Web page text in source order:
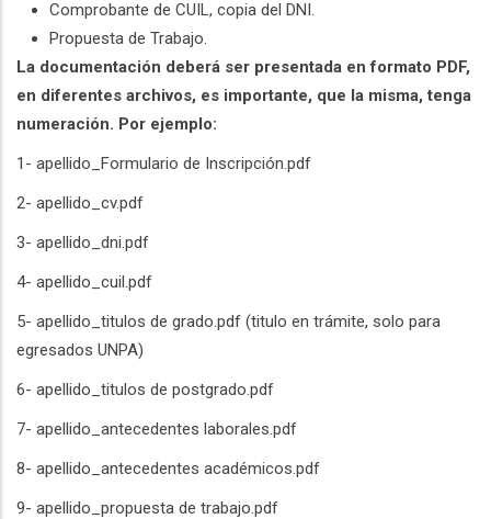
Comprobante de CUIL, copia del DNI.
Propuesta de Trabajo.
La documentación deberá ser presentada en formato PDF,
en diferentes archivos, es importante, que la misma, tenga
numeración. Por ejemplo:
1- apellido_Formulario de Inscripción.pdf
2- apellido_cv.pdf
3- apellido_dni.pdf
4- apellido_cuil.pdf
5- apellido_titulos de grado.pdf (titulo en trámite, solo para
egresados UNPA)
6- apellido_titulos de postgrado.pdf
7- apellido_antecedentes laborales.pdf
8- apellido_antecedentes académicos.pdf
9- apellido_propuesta de trabajo.pdf